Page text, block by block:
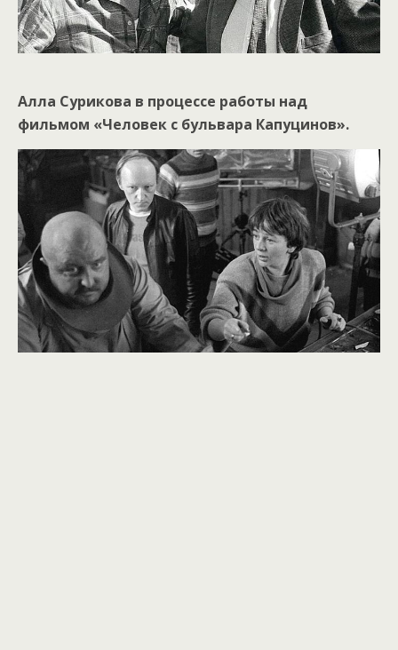
Алла Сурикова в процессе работы над
фильмом «Человек с бульвара Капуцинов».